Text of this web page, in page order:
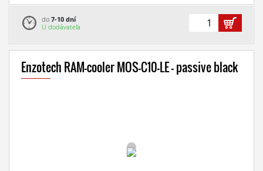
do 7-10 dní
U dodávateľa
Enzotech RAM-cooler MOS-C10-LE - passive black